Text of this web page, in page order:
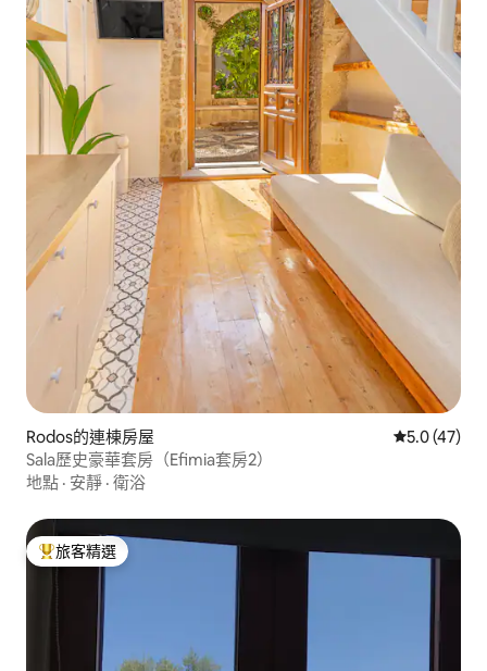
Rodos的連棟房屋 從 47 則評
5.0 (47)
Sala歷史豪華套房（Efimia套房2）
地點 · 安靜 · 衛浴
旅客精選榜首
旅客精選